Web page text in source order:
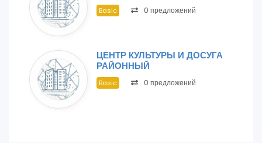
Basic 0 предложений
ЦЕНТР КУЛЬТУРЫ И ДОСУГА
РАЙОННЫЙ
Basic 0 предложений